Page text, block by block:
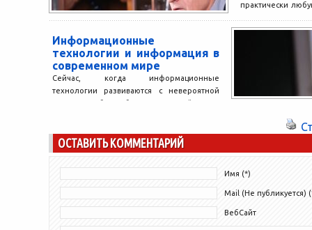
практически
тот владеет
Информационные
технологии и информация в
современном мире
Сейчас, когда информационные
технологии развиваются с невероятной
скоростью, было бы, по меньшей мере,
ОСТАВИТЬ КОММЕНТАРИЙ
Имя (*)
Mail (Не публикуется)
ВебСайт